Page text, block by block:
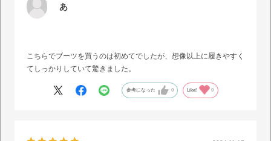
あ
こちらでブーツを買うのは初めてでしたが、想像以上に履きやすく
てしっかりしていて驚きました。
参考になった 0 Like! 0